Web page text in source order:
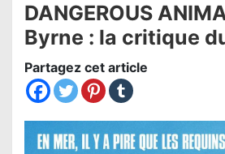
DANGEROUS
Byrne : la critique
Partagez cet article